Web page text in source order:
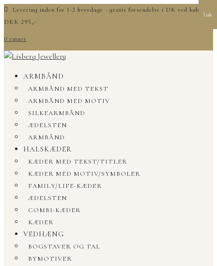
Levering inden for 1-2 hverdage - gratis forsendelse i DK ved køb over
DKK 295,-
0 emner
ARMBÅND
ARMBÅND MED TEKST
ARMBÅND MED MOTIV
SILKEARMBÅND
ÆDELSTEN
ARMBÅND
HALSKÆDER
KÆDER MED TEKST/TITLER
KÆDER MED MOTIV/SYMBOLER
FAMILY/LIFE-KÆDER
ÆDELSTEN
COMBI-KÆDER
KÆDER
VEDHÆNG
BOGSTAVER OG TAL
BYMOTIVER
Luk